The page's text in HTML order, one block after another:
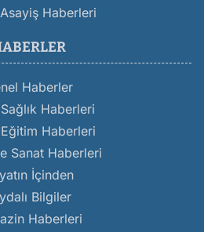
Haberleri
Haberler
Haberleri
Haberleri
Sanat Haberleri
İçinden
Bilgiler
Haberleri